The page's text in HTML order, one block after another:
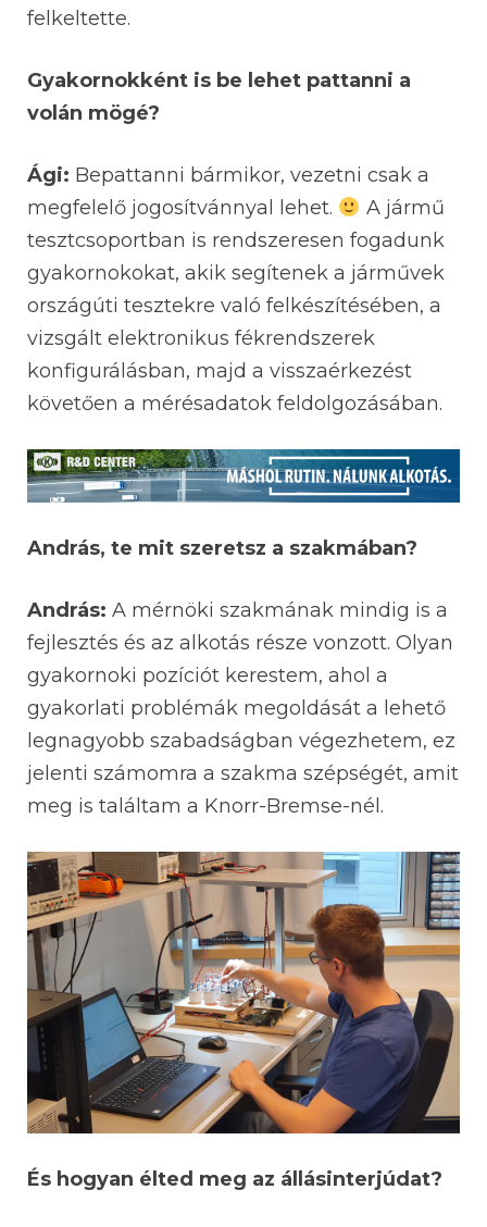
felkeltette.
Gyakornokként is be lehet pattanni a
volán mögé?
Ági: Bepattanni bármikor, vezetni csak a
megfelelő jogosítvánnyal lehet.
A jármű
tesztcsoportban is rendszeresen fogadunk
gyakornokokat, akik segítenek a járművek
országúti tesztekre való felkészítésében, a
vizsgált elektronikus fékrendszerek
konfigurálásban, majd a visszaérkezést
követően a mérésadatok feldolgozásában.
András, te mit szeretsz a szakmában?
András: A mérnöki szakmának mindig is a
fejlesztés és az alkotás része vonzott. Olyan
gyakornoki pozíciót kerestem, ahol a
gyakorlati problémák megoldását a lehető
legnagyobb szabadságban végezhetem, ez
jelenti számomra a szakma szépségét, amit
meg is találtam a Knorr-Bremse-nél.
És hogyan élted meg az állásinterjúdat?